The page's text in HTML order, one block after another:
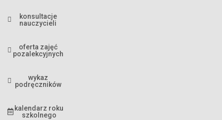
konsultacje
nauczycieli
oferta zajęć
pozalekcyjnych
wykaz
podręczników
kalendarz roku
szkolnego